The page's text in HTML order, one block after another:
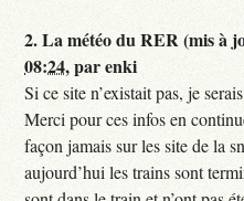
2.La météo du RER (mis à
08:24,parenki
Si ce site n’existait pas, je
Merci pour ces infos en
façon jamais sur les site de la
aujourd’hui les trains sont